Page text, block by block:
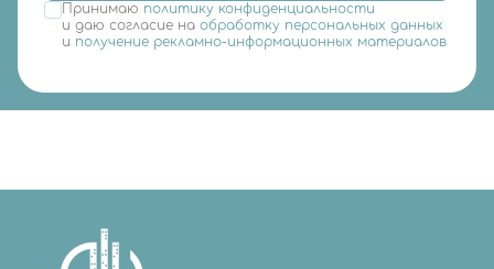
Принимаю политику конфиденциальности
и даю согласие на обработку персональных данных
и получение рекламно-информационных материалов